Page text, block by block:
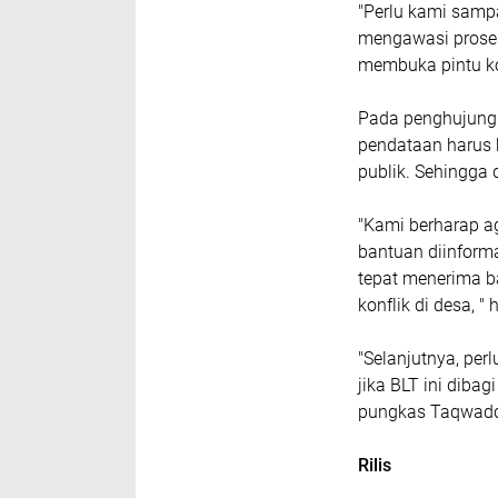
"Perlu kami
mengawasi
membuka pintu
Pada
pendataan
publik. Sehingga
"Kami berharap
bantuan
tepat menerima
konflik di desa, "
"Selanjutnya,
jika BLT ini
pungkas
Rilis